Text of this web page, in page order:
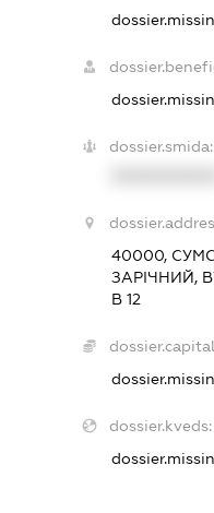
dossier.smida:
40000,
ЗАРІЧНИЙ,
В 12
dossier.kveds: